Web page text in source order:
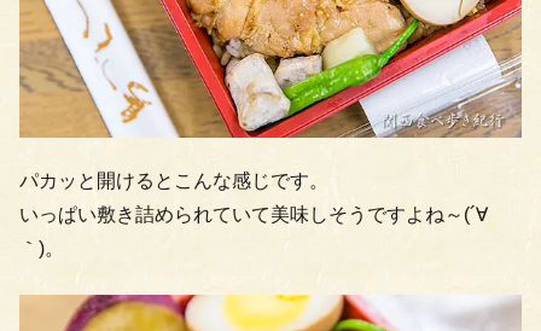
パカッと開けるとこんな感じです。
いっぱい敷き詰められていて美味しそうですよね～(´∀
｀)。